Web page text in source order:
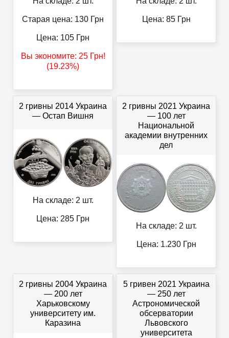
Старая цена: 130 Грн
Цена: 105 Грн
Вы экономите: 25Грн!
(19.23%)
Цена: 85Грн
2 гривны 2014 Украина
— Остап Вишня
На складе: 2 шт.
Цена: 285 Грн
2 гривны 2021 Украина
— 100 лет
Национальной
академии внутренних
дел
На складе: 2 шт.
Цена: 1.230Грн
2 гривны 2004 Украина
— 200 лет
Харьковскому
университету им.
Каразина
5 гривен 2021 Украина
— 250 лет
Астрономической
обсерватории
Львовского
университета